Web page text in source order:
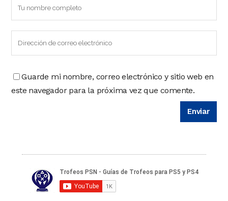
Guarde mi nombre, correo electrónico y sitio web en
este navegador para la próxima vez que comente.